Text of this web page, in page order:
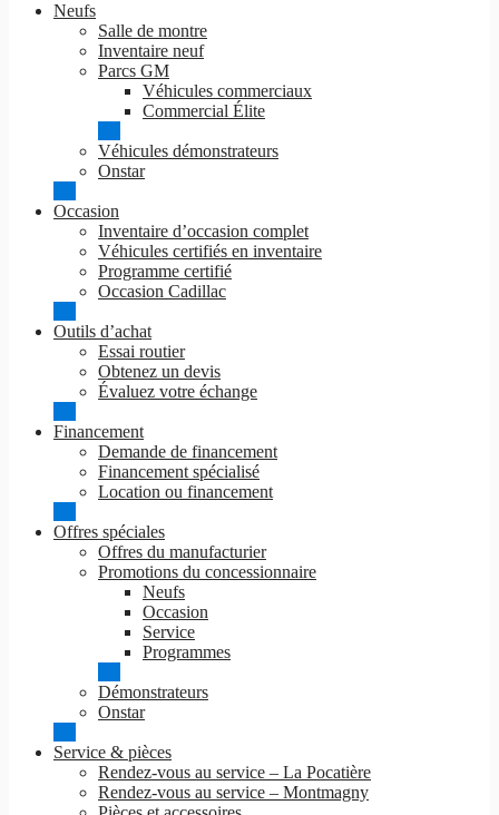
Neufs
Salle de montre
Inventaire neuf
Parcs GM
Véhicules commerciaux
Commercial Élite
Véhicules démonstrateurs
Onstar
Occasion
Inventaire d’occasion complet
Véhicules certifiés en inventaire
Programme certifié
Occasion Cadillac
Outils d’achat
Essai routier
Obtenez un devis
Évaluez votre échange
Financement
Demande de financement
Financement spécialisé
Location ou financement
Offres spéciales
Offres du manufacturier
Promotions du concessionnaire
Neufs
Occasion
Service
Programmes
Démonstrateurs
Onstar
Service & pièces
Rendez-vous au service – La Pocatière
Rendez-vous au service – Montmagny